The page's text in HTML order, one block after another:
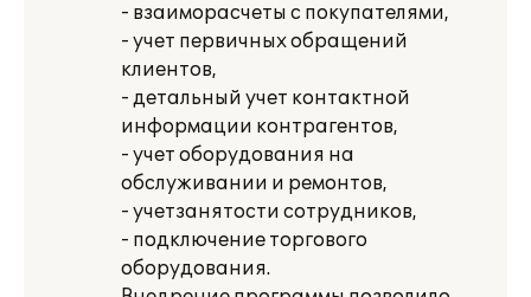
- взаиморасчеты с покупателями,
- учет первичных обращений
клиентов,
- детальный учет контактной
информации контрагентов,
- учет оборудования на
обслуживании и ремонтов,
- учетзанятости сотрудников,
- подключение торгового
оборудования.